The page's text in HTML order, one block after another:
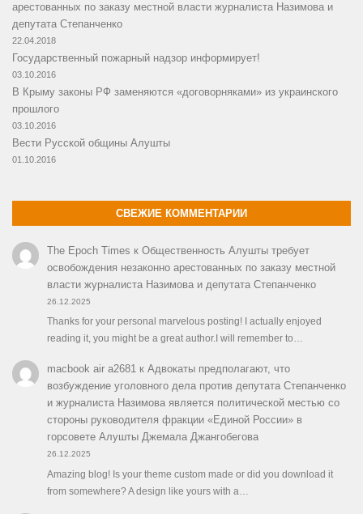
арестованных по заказу местной власти журналиста Назимова и
депутата Степанченко
22.04.2018
Государственный пожарный надзор информирует!
03.10.2016
В Крыму законы РФ заменяются «договорняками» из украинского
прошлого
03.10.2016
Вести Русской общины Алушты
01.10.2016
СВЕЖИЕ КОММЕНТАРИИ
The Epoch Times к Общественность Алушты требует
освобождения незаконно арестованных по заказу местной
власти журналиста Назимова и депутата Степанченко
26.12.2025
Thanks for your personal marvelous posting! I actually enjoyed
reading it, you might be a great author.I will remember to…
macbook air a2681к Адвокаты предполагают, что
возбуждение уголовного дела против депутата Степанченко
и журналиста Назимова является политической местью со
стороны руководителя фракции «Единой России» в
горсовете Алушты Джемала Джангобегова
26.12.2025
Amazing blog! Is your theme custom made or did you download it
from somewhere? A design like yours with a…